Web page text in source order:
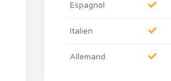
Espagnol
Italien
Allemand